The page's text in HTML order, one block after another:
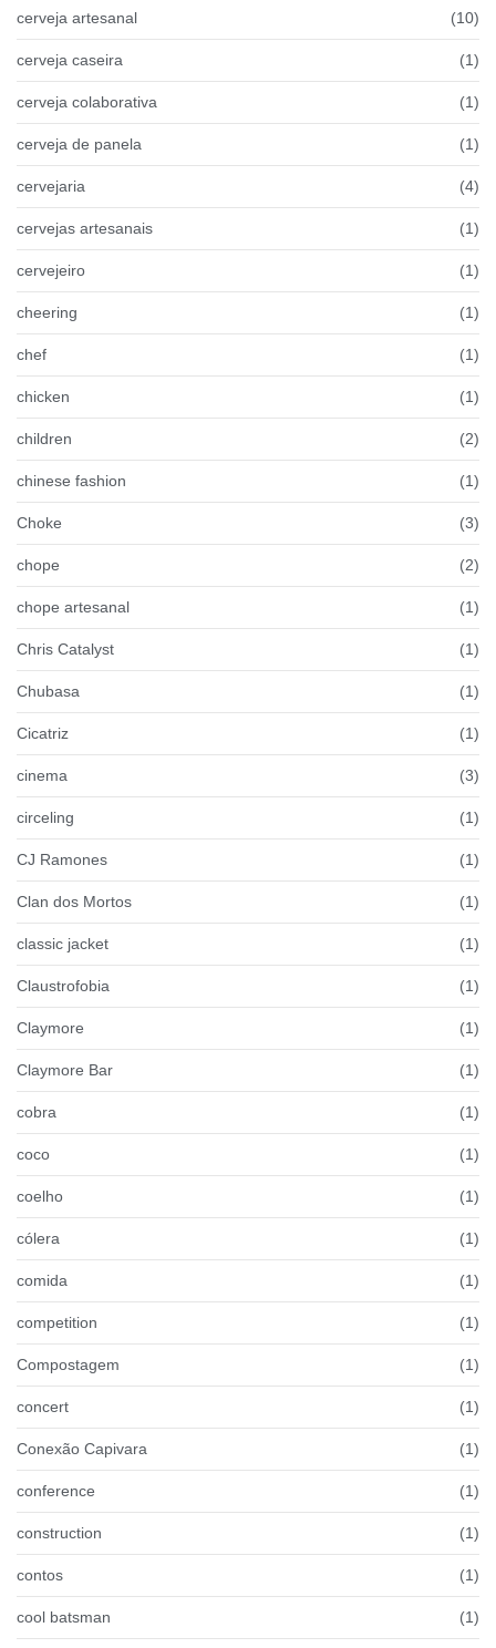
cerveja artesanal (10)
cerveja caseira (1)
cerveja colaborativa (1)
cerveja de panela (1)
cervejaria (4)
cervejas artesanais (1)
cervejeiro (1)
cheering (1)
chef (1)
chicken (1)
children (2)
chinese fashion (1)
Choke (3)
chope (2)
chope artesanal (1)
Chris Catalyst (1)
Chubasa (1)
Cicatriz (1)
cinema (3)
circeling (1)
CJ Ramones (1)
Clan dos Mortos (1)
classic jacket (1)
Claustrofobia (1)
Claymore (1)
Claymore Bar (1)
cobra (1)
coco (1)
coelho (1)
cólera (1)
comida (1)
competition (1)
Compostagem (1)
concert (1)
Conexão Capivara (1)
conference (1)
construction (1)
contos (1)
cool batsman (1)